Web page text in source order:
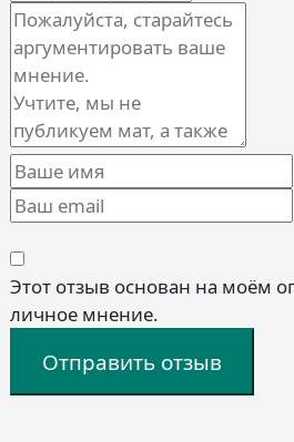
Этот отзыв основан на моём
личное мнение.
Отправить отзыв